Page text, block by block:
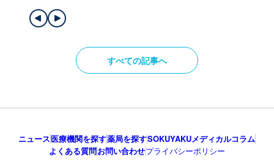
すべての記事へ
ニュース医療機関を探す薬局を探すSOKUYAKUメディカルコラム
よくある質問お問い合わせプライバシーポリシー